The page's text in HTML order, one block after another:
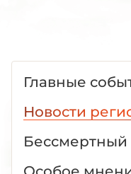
Главные
Новости